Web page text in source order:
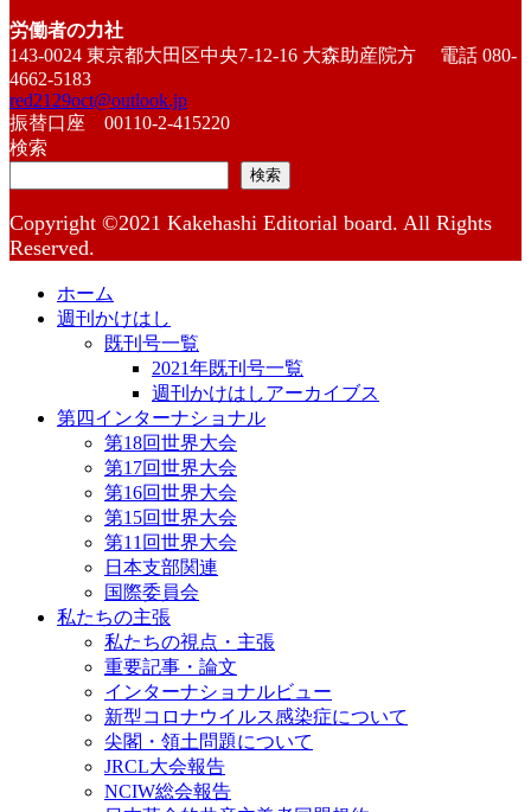
労働者の力社
143-0024 東京都大田区中央7-12-16 大森助産院方 電話 080-
4662-5183
red2129oct@outlook.jp
振替口座 00110-2-415220
検索
検索
Copyright ©2021 Kakehashi Editorial board. All Rights
Reserved.
ホーム
週刊かけはし
既刊号一覧
2021年既刊号一覧
週刊かけはしアーカイブス
第四インターナショナル
第18回世界大会
第17回世界大会
第16回世界大会
第15回世界大会
第11回世界大会
日本支部関連
国際委員会
私たちの主張
私たちの視点・主張
重要記事・論文
インターナショナルビュー
新型コロナウイルス感染症について
尖閣・領土問題について
JRCL大会報告
NCIW総会報告